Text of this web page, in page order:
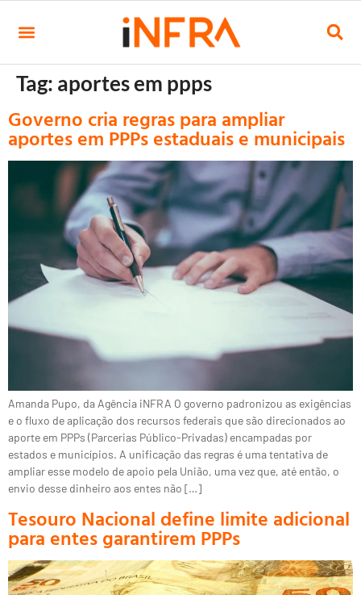
Tag: aportes em ppps
Governo cria regras para ampliar
aportes em PPPs estaduais e municipais
Amanda Pupo, da Agência iNFRA O governo padronizou as exigências
e o fluxo de aplicação dos recursos federais que são direcionados ao
aporte em PPPs (Parcerias Público-Privadas) encampadas por
estados e municípios. A unificação das regras é uma tentativa de
ampliar esse modelo de apoio pela União, uma vez que, até então, o
envio desse dinheiro aos entes não […]
Tesouro Nacional define limite adicional
para entes garantirem PPPs